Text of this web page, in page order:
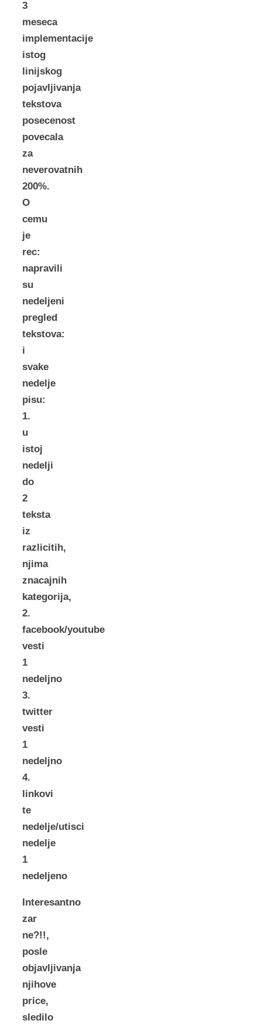
3
meseca
implementacije
istog
linijskog
pojavljivanja
tekstova
posecenost
povecala
za
neverovatnih
200%.
O
cemu
je
rec:
napravili
su
nedeljeni
pregled
tekstova:
i
svake
nedelje
pisu:
1.
u
istoj
nedelji
do
2
teksta
iz
razlicitih,
njima
znacajnih
kategorija,
2.
facebook/youtube
vesti
1
nedeljno
3.
twitter
vesti
1
nedeljno
4.
linkovi
te
nedelje/utisci
nedelje
1
nedeljeno
Interesantno
zar
ne?!!,
posle
objavljivanja
njihove
price,
sledilo